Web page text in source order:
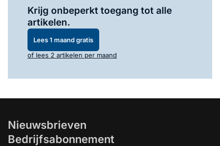
Krijg onbeperkt toegang tot alle
artikelen.
Lees 1 maand gratis
of lees 2 artikelen per maand
Nieuwsbrieven
Bedrijfsabonnement